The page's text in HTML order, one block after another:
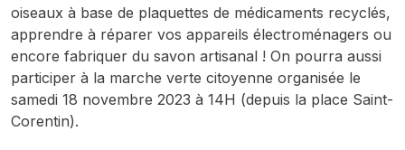
oiseaux à base de plaquettes de médicaments recyclés,
apprendre à réparer vos appareils électroménagers ou
encore fabriquer du savon artisanal ! On pourra aussi
participer à la marche verte citoyenne organisée le
samedi 18 novembre 2023 à 14H (depuis la place Saint-
Corentin).